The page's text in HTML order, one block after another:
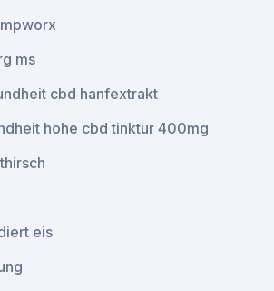
ms
cbd hanfextrakt
hohe cbd tinktur 400mg
eis